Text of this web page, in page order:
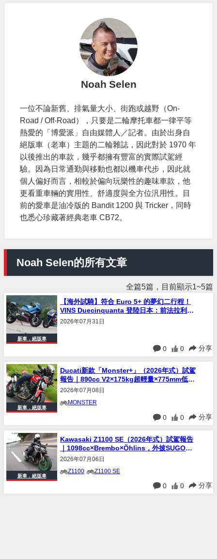
Noah Selen
一位不論新舊、排氣量大小、街跑或越野（On-
Road / Off-Road），只要是二輪摩托車都一律平等
熱愛的「博愛派」自由媒體人／記者。由於出身自
絕版車（老車）主題的二輪雜誌，因此對於 1970 年
以後推出的車款，幾乎都擁有豐富的實際試駕經
驗。因為日常通勤與移動也都以機車代步，因此就
個人偏好而言，相較於偏向玩樂性的趣味車款，他
更看重車輛的實用性、舒適度與全方位汎用性。目
前的愛車是油冷版的 Bandit 1200 與 Tricker，同時
也悉心珍藏著經典老車 CB72。
Noah Selen的所有文章
全篇5篇，目前顯示1~5篇
新車．絕版車
【海外試騎】符合 Euro 5+ 的夢幻二行程！
VINS Duecinquanta 登陸日本：前法拉利工
程師打造、碳纖維單體車架與 250cc 雙曲軸
2026年07月31日
0 0 分享
新車．絕版車
Ducati新款「Monster+」（2026年式）試駕
報告｜890cc V2×175kg超輕量×775mm低座
高，第五代是歷代門檻最低一款
2026年07月08日
MONSTER
0 0 分享
新車．絕版車
Kawasaki Z1100 SE（2026年式）試駕報告
｜1098cc×Brembo×Öhlins，外披SUGOMI
惡人面具、內藏精緻紳士魂完整評測
2026年07月06日
Z1100 Z1100 SE
0 0 分享